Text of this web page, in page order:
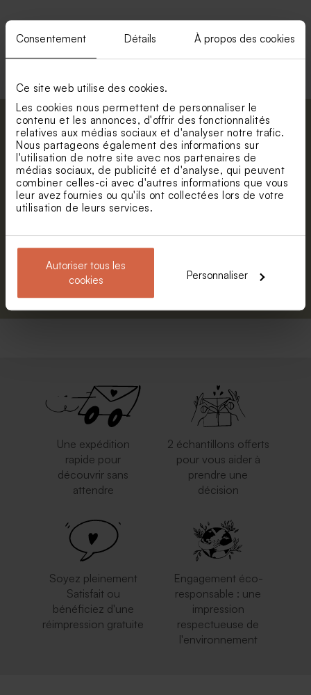
Consentement Détails À propos des cookies
Ce site web utilise des cookies.
Les cookies nous permettent de personnaliser le
contenu et les annonces, d'offrir des fonctionnalités
relatives aux médias sociaux et d'analyser notre trafic.
Nous partageons également des informations sur
l'utilisation de notre site avec nos partenaires de
médias sociaux, de publicité et d'analyse, qui peuvent
combiner celles-ci avec d'autres informations que vous
leur avez fournies ou qu'ils ont collectées lors de votre
utilisation de leurs services.
Autoriser tous les
cookies
Personnaliser
Voir toute la collection Enveloppe
Abonnez-vous à la newsletter et restez
informé. Petite surprise : bénéficiez de 5%
de réduction.
Prénom
Une expédition
rapide pour
découvrir sans
attendre
2 échantillons offerts
pour vous aider à
prendre une
décision
Soyez pleinement
Satisfait ou
bénéficiez d'une
réimpression gratuite
Engagement éco-
responsable : une
impression
respectueuse de
l'environnement